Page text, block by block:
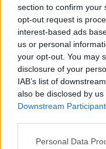
section to confirm your
opt-out request is
interest-based ads
us or personal
your opt-out. You may
disclosure of your
IAB’s list of
also be disclosed by
Downstream
Please note that this
Personal Data
Kövess minket,